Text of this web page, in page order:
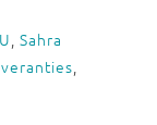
, Sahra
,